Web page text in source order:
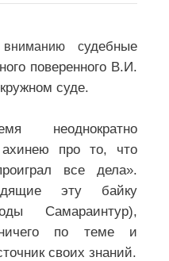
вниманию судебные
поверенного В.И.
суде.
неоднократно
про то, что
все дела».
эту байку
Самараинтур),
по теме и
своих знаний.